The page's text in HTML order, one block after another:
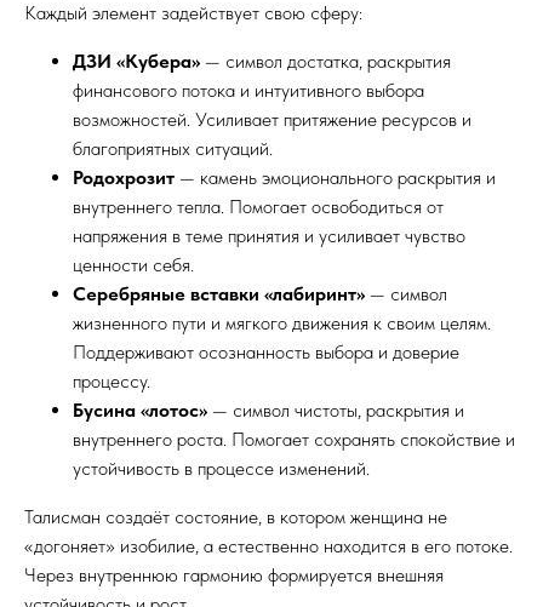
Каждый элемент задействует свою сферу:
ДЗИ «Кубера» — символ достатка, раскрытия
финансового потока и интуитивного выбора
возможностей. Усиливает притяжение ресурсов и
благоприятных ситуаций.
Родохрозит — камень эмоционального раскрытия и
внутреннего тепла. Помогает освободиться от
напряжения в теме принятия и усиливает чувство
ценности себя.
Серебряные вставки «лабиринт» — символ
жизненного пути и мягкого движения к своим целям.
Поддерживают осознанность выбора и доверие
процессу.
Бусина «лотос» — символ чистоты, раскрытия и
внутреннего роста. Помогает сохранять спокойствие и
устойчивость в процессе изменений.
Талисман создаёт состояние, в котором женщина не
«догоняет» изобилие, а естественно находится в его потоке.
Через внутреннюю гармонию формируется внешняя